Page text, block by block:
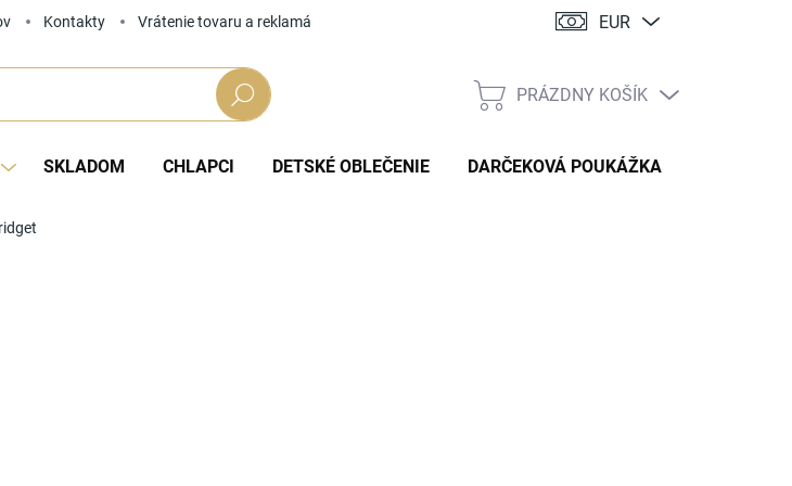
Kontakty Vrátenie tovaru a reklamácia EUR
Hľadať
NÁKUPNÝ
PRÁZDNY KOŠÍK
SKLADOM CHLAPCI DETSKÉ OBLEČENIE DARČEKOVÁ POUKÁŽKA